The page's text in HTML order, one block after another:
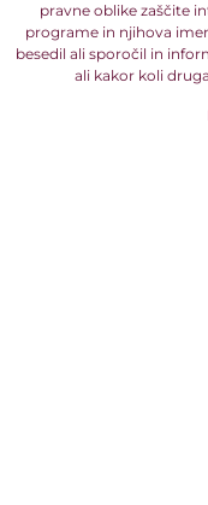
pravne oblike zaščite
programe in njihova
besedil ali sporočil in
ali kakor koli